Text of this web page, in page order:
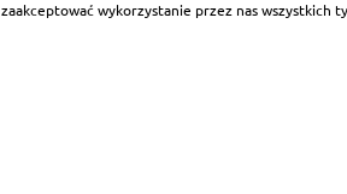
wykorzystanie przez nas wszystkich